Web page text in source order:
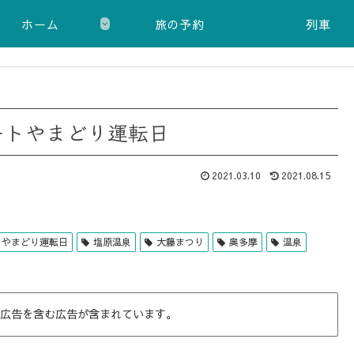
ホーム 旅の予約 列車
やまどり運転日
2021.03.10 2021.08.15
まどり運転日 塩原温泉 大藤まつり 奥多摩 温泉
告を含む広告が含まれています。